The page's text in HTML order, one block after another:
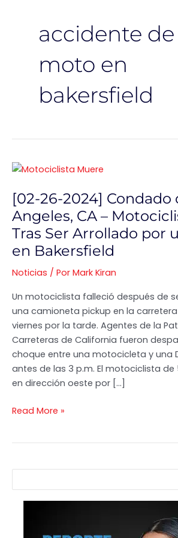
accidente de
moto en
bakersfield
[02-26-2024] Condado
Angeles, CA –
Tras Ser Arrollado por
en Bakersfield
Noticias / Por Mark Kiran
Un motociclista falleció después de
una camioneta pickup en la
viernes por la tarde. Agentes de la
Carreteras de California fueron
choque entre una motocicleta y una
antes de las 3 p.m. El motociclista
en dirección oeste por […]
[02-
2024]
Condado
de
Los
Angeles,
CA
Motociclista
Muere
Tras
Ser
Arrollado
por
un
en
Read More »